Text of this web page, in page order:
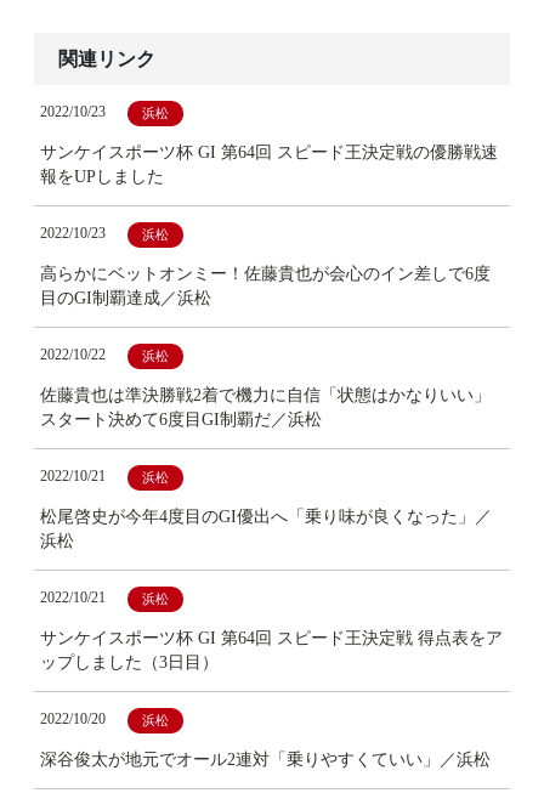
関連リンク
2022/10/23 浜松
サンケイスポーツ杯 GI 第64回 スピード王決定戦の優勝戦速
報をUPしました
2022/10/23 浜松
高らかにベットオンミー！佐藤貴也が会心のイン差しで6度
目のGI制覇達成／浜松
2022/10/22 浜松
佐藤貴也は準決勝戦2着で機力に自信「状態はかなりいい」
スタート決めて6度目GI制覇だ／浜松
2022/10/21 浜松
松尾啓史が今年4度目のGI優出へ「乗り味が良くなった」／
浜松
2022/10/21 浜松
サンケイスポーツ杯 GI 第64回 スピード王決定戦 得点表をア
ップしました（3日目）
2022/10/20 浜松
深谷俊太が地元でオール2連対「乗りやすくていい」／浜松